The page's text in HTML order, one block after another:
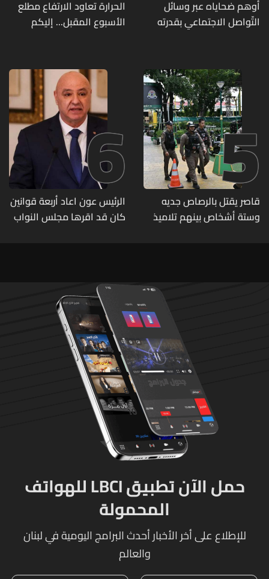
أوهم ضحاياه عبر وسائل
التّواصل الاجتماعي بقدرته
وقع ضحيّة أعماله؟
الحرارة تعاود الارتفاع مطلع
الأسبوع المقبل... إليكم
5
قاصر يقتل بالرصاص جديه
وستة أشخاص بينهم تلاميذ
6
الرئيس عون اعاد أربعة قوانين
كان قد اقرها مجلس النواب
حمل الآن تطبيق LBCI للهواتف
المحمولة
للإطلاع على أخر الأخبار أحدث البرامج اليومية في لبنان
والعالم